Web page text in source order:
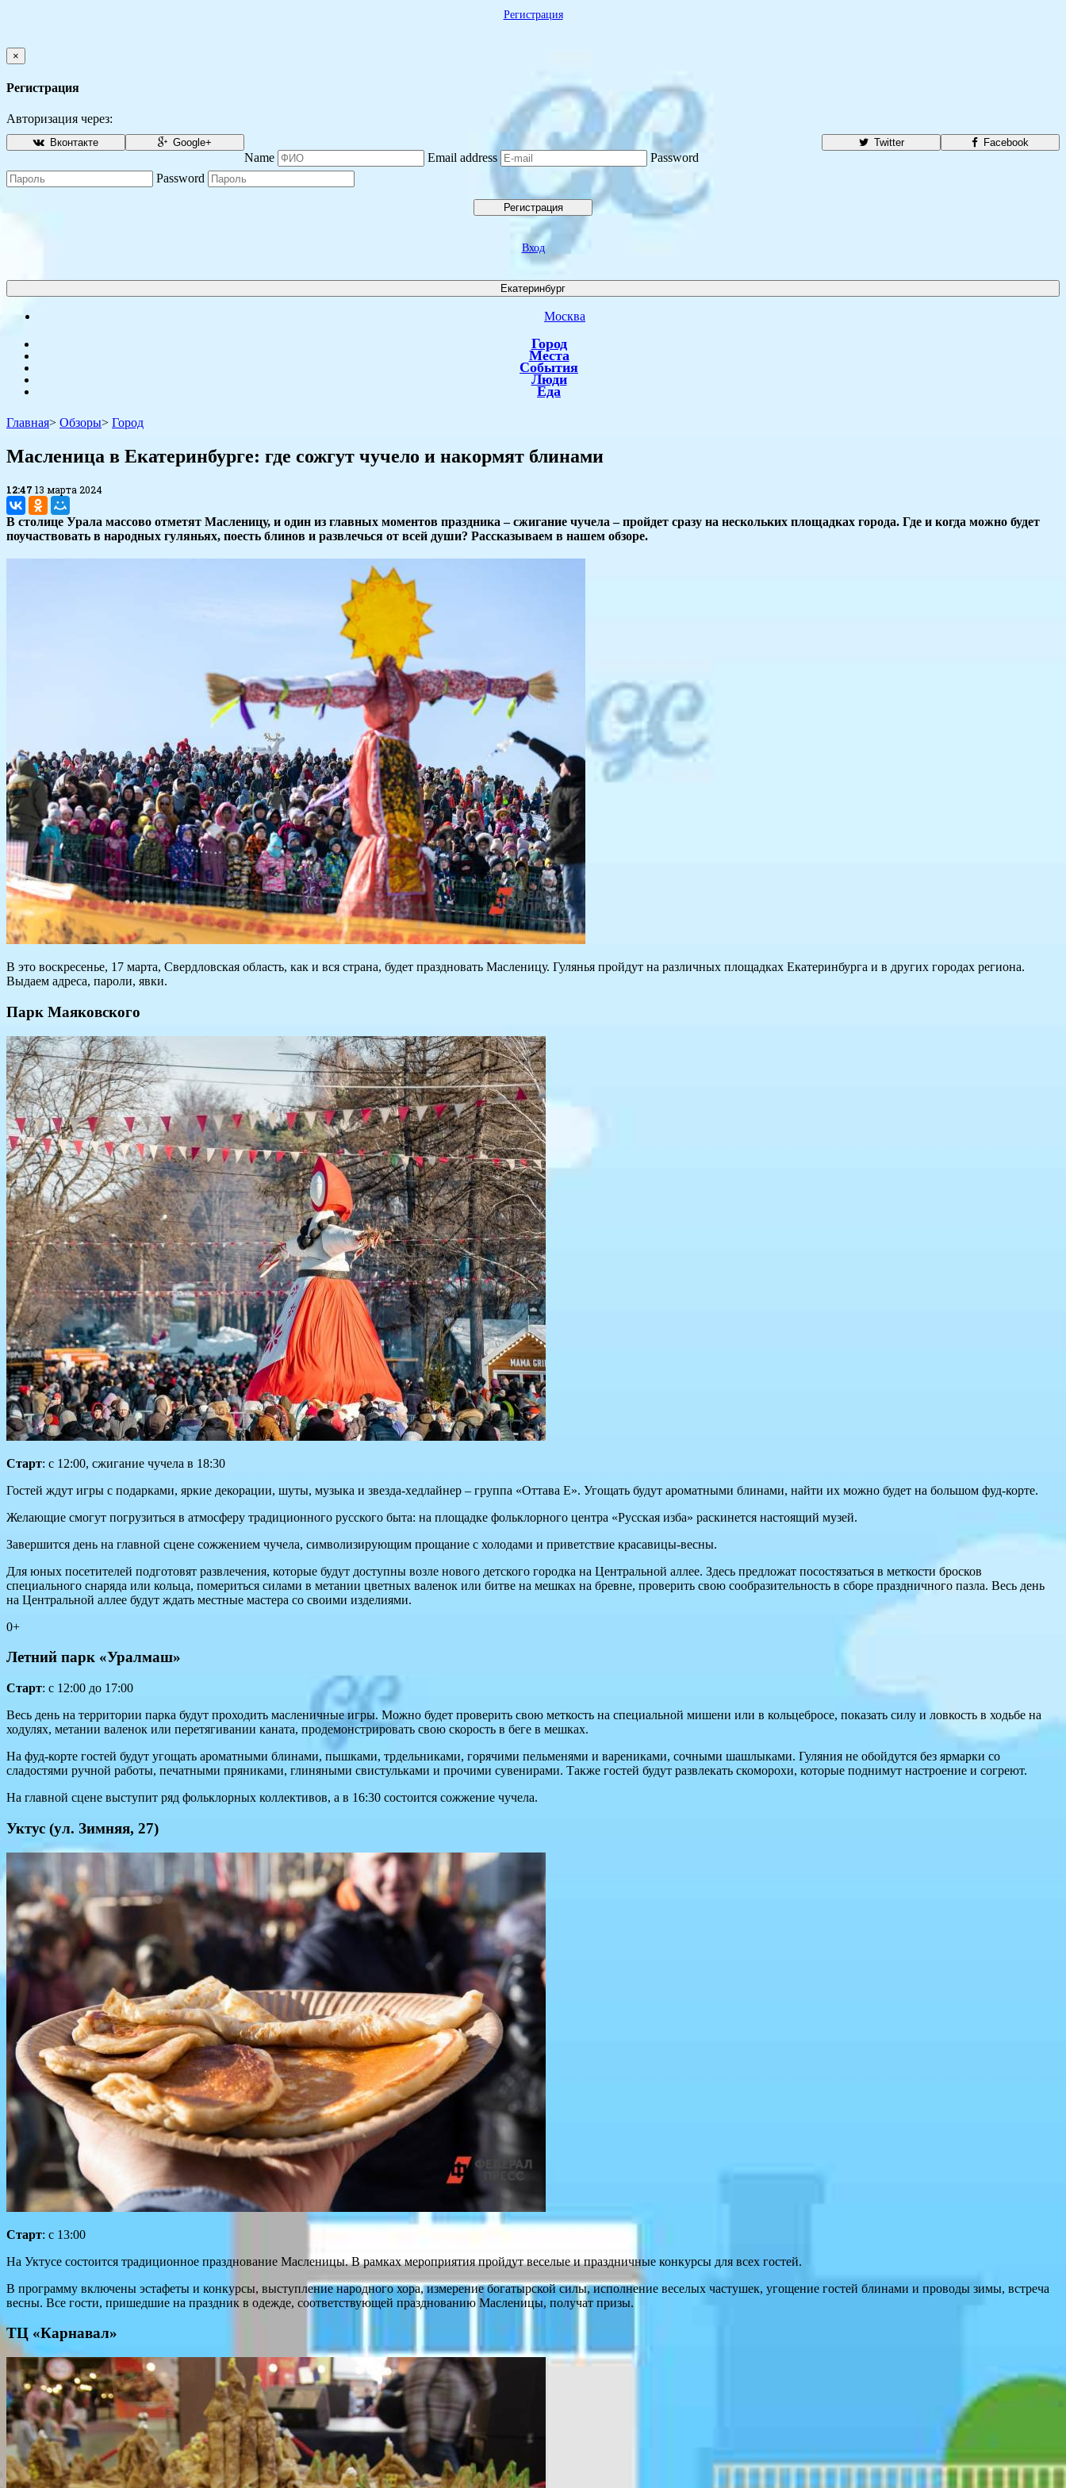
Регистрация
×
Регистрация
Авторизация через:
Facebook
Вконтакте Twitter
Google+
Name Email address
Password
Password
Регистрация
Вход
Екатеринбург
Москва
Город
Места
События
Люди
Еда
Главная> Обзоры> Город
Масленица в Екатеринбурге: где сожгут чучело и накормят блинами
12:47 13 марта 2024
В столице Урала массово отметят Масленицу, и один из главных моментов праздника – сжигание чучела – пройдет сразу на нескольких площадках города. Где и когда можно будет
поучаствовать в народных гуляньях, поесть блинов и развлечься от всей души? Рассказываем в нашем обзоре.
В это воскресенье, 17 марта, Свердловская область, как и вся страна, будет праздновать Масленицу. Гулянья пройдут на различных площадках Екатеринбурга и в других городах региона.
Выдаем адреса, пароли, явки.
Парк Маяковского
Старт: с 12:00, сжигание чучела в 18:30
Гостей ждут игры с подарками, яркие декорации, шуты, музыка и звезда-хедлайнер – группа «Оттава Е». Угощать будут ароматными блинами, найти их можно будет на большом фуд-корте.
Желающие смогут погрузиться в атмосферу традиционного русского быта: на площадке фольклорного центра «Русская изба» раскинется настоящий музей.
Завершится день на главной сцене сожжением чучела, символизирующим прощание с холодами и приветствие красавицы-весны.
Для юных посетителей подготовят развлечения, которые будут доступны возле нового детского городка на Центральной аллее. Здесь предложат посостязаться в меткости бросков
специального снаряда или кольца, помериться силами в метании цветных валенок или битве на мешках на бревне, проверить свою сообразительность в сборе праздничного пазла. Весь день
на Центральной аллее будут ждать местные мастера со своими изделиями.
0+
Летний парк «Уралмаш»
Старт: с 12:00 до 17:00
Весь день на территории парка будут проходить масленичные игры. Можно будет проверить свою меткость на специальной мишени или в кольцебросе, показать силу и ловкость в ходьбе на
ходулях, метании валенок или перетягивании каната, продемонстрировать свою скорость в беге в мешках.
На фуд-корте гостей будут угощать ароматными блинами, пышками, трдельниками, горячими пельменями и варениками, сочными шашлыками. Гуляния не обойдутся без ярмарки со
сладостями ручной работы, печатными пряниками, глиняными свистульками и прочими сувенирами. Также гостей будут развлекать скоморохи, которые поднимут настроение и согреют.
На главной сцене выступит ряд фольклорных коллективов, а в 16:30 состоится сожжение чучела.
Уктус (ул. Зимняя, 27)
Старт: с 13:00
На Уктусе состоится традиционное празднование Масленицы. В рамках мероприятия пройдут веселые и праздничные конкурсы для всех гостей.
В программу включены эстафеты и конкурсы, выступление народного хора, измерение богатырской силы, исполнение веселых частушек, угощение гостей блинами и проводы зимы, встреча
весны. Все гости, пришедшие на праздник в одежде, соответствующей празднованию Масленицы, получат призы.
ТЦ «Карнавал»